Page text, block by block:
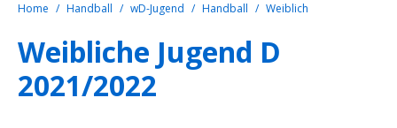
Home Handball wD-Jugend Handball Weiblich
Weibliche Jugend D
2021/2022